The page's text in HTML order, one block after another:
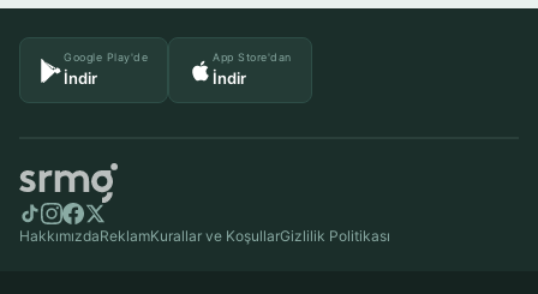
Google Play'de
İndir
App Store'dan
İndir
HakkımızdaReklamKurallar ve KoşullarGizlilik Politikası